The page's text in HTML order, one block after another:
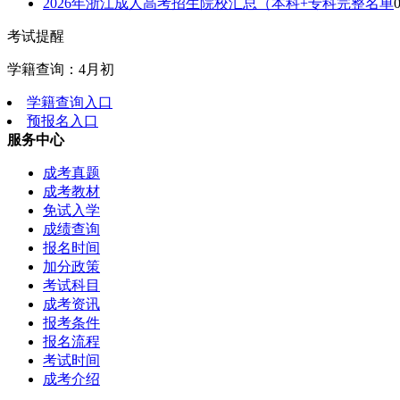
2026年浙江成人高考招生院校汇总（本科+专科完整名单
考试提醒
学籍查询：4月初
学籍查询入口
预报名入口
服务中心
成考真题
成考教材
免试入学
成绩查询
报名时间
加分政策
考试科目
成考资讯
报考条件
报名流程
考试时间
成考介绍